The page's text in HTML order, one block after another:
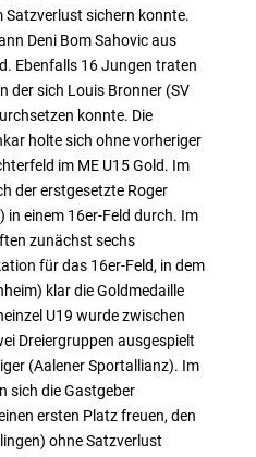
Satzverlust sichern konnte.
Deni Bom Sahovic aus
Ebenfalls 16 Jungen traten
der sich Louis Bronner (SV
konnte. Die
holte sich ohne vorheriger
im ME U15 Gold. Im
der erstgesetzte Roger
in einem 16er-Feld durch. Im
zunächst sechs
für das 16er-Feld, in dem
klar die Goldmedaille
U19 wurde zwischen
Dreiergruppen ausgespielt
(Aalener Sportallianz). Im
sich die Gastgeber
ersten Platz freuen, den
ohne Satzverlust